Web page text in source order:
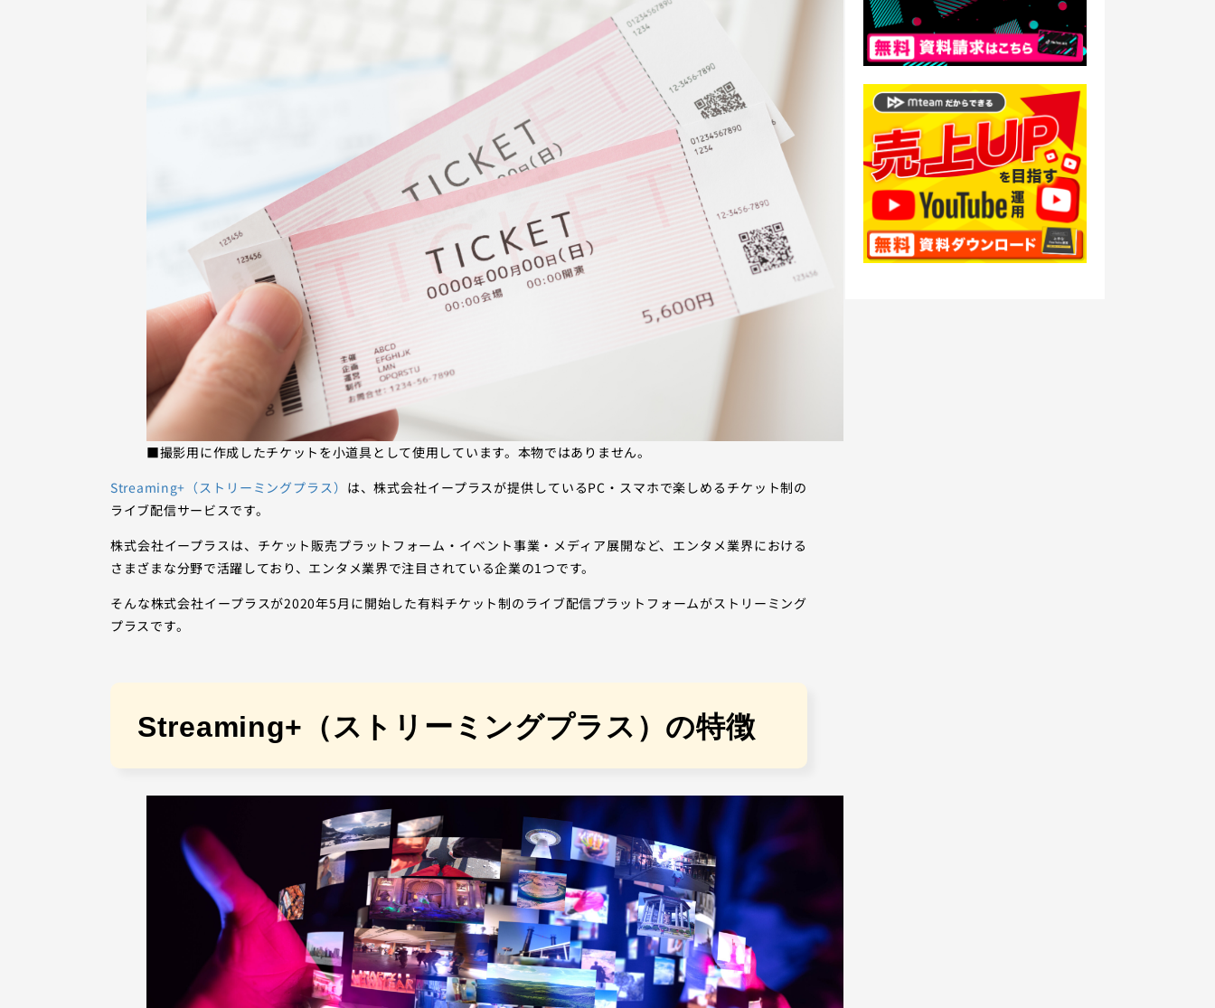
■撮影用に作成したチケットを小道具として使用しています。本物ではありません。
Streaming+（ストリーミングプラス） は、株式会社イープラスが提供しているPC・スマホで楽しめるチケット制の
ライブ配信サービスです。
株式会社イープラスは、チケット販売プラットフォーム・イベント事業・メディア展開など、エンタメ業界における
さまざまな分野で活躍しており、エンタメ業界で注目されている企業の1つです。
そんな株式会社イープラスが2020年5月に開始した有料チケット制のライブ配信プラットフォームがストリーミング
プラスです。
Streaming+（ストリーミングプラス）の特徴